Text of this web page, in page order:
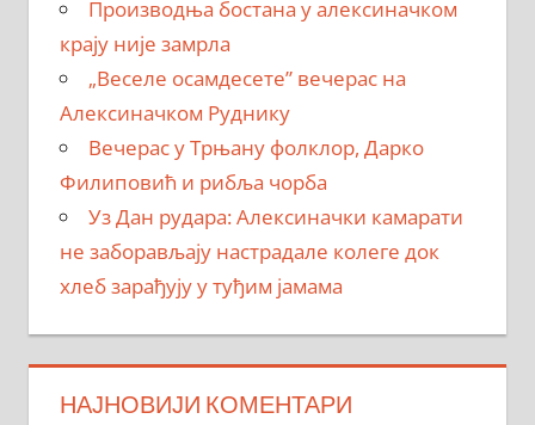
Производња бостана у алексиначком
крају није замрла
„Веселе осамдесете” вечерас на
Алексиначком Руднику
Вечерас у Трњану фолклор, Дарко
Филиповић и рибља чорба
Уз Дан рудара: Алексиначки камарати
не заборављају настрадале колеге док
хлеб зарађују у туђим јамама
НАЈНОВИЈИ КОМЕНТАРИ